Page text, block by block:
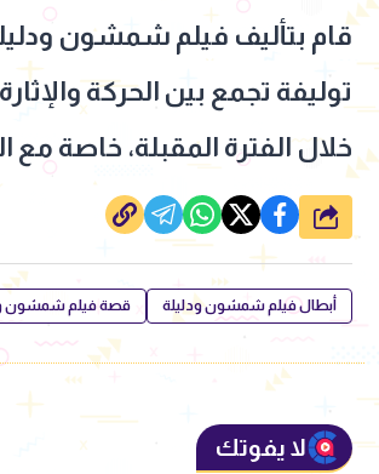
قام بتأليف فيلم شمشون
توليفة تجمع بين الحركة
خلال الفترة المقبلة، خاصة
شارك
أبطال فيلم شمشون ودليلة قصة فيلم شمشون
لا يفوتك